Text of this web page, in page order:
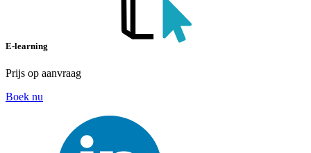
E-learning
Prijs op aanvraag
Boek nu